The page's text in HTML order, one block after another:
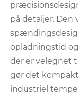
på detaljer. Den
opladningstid
der er velegnet
gør det
industriel